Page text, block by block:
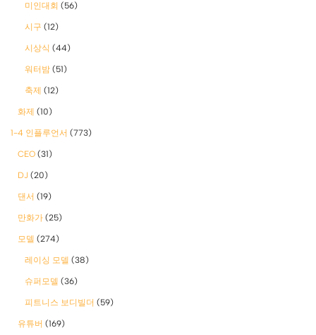
미인대회 (56)
시구 (12)
시상식 (44)
워터밤 (51)
축제 (12)
화제 (10)
1-4 인플루언서 (773)
CEO (31)
DJ (20)
댄서 (19)
만화가 (25)
모델 (274)
레이싱 모델 (38)
슈퍼모델 (36)
피트니스 보디빌더 (59)
유튜버 (169)